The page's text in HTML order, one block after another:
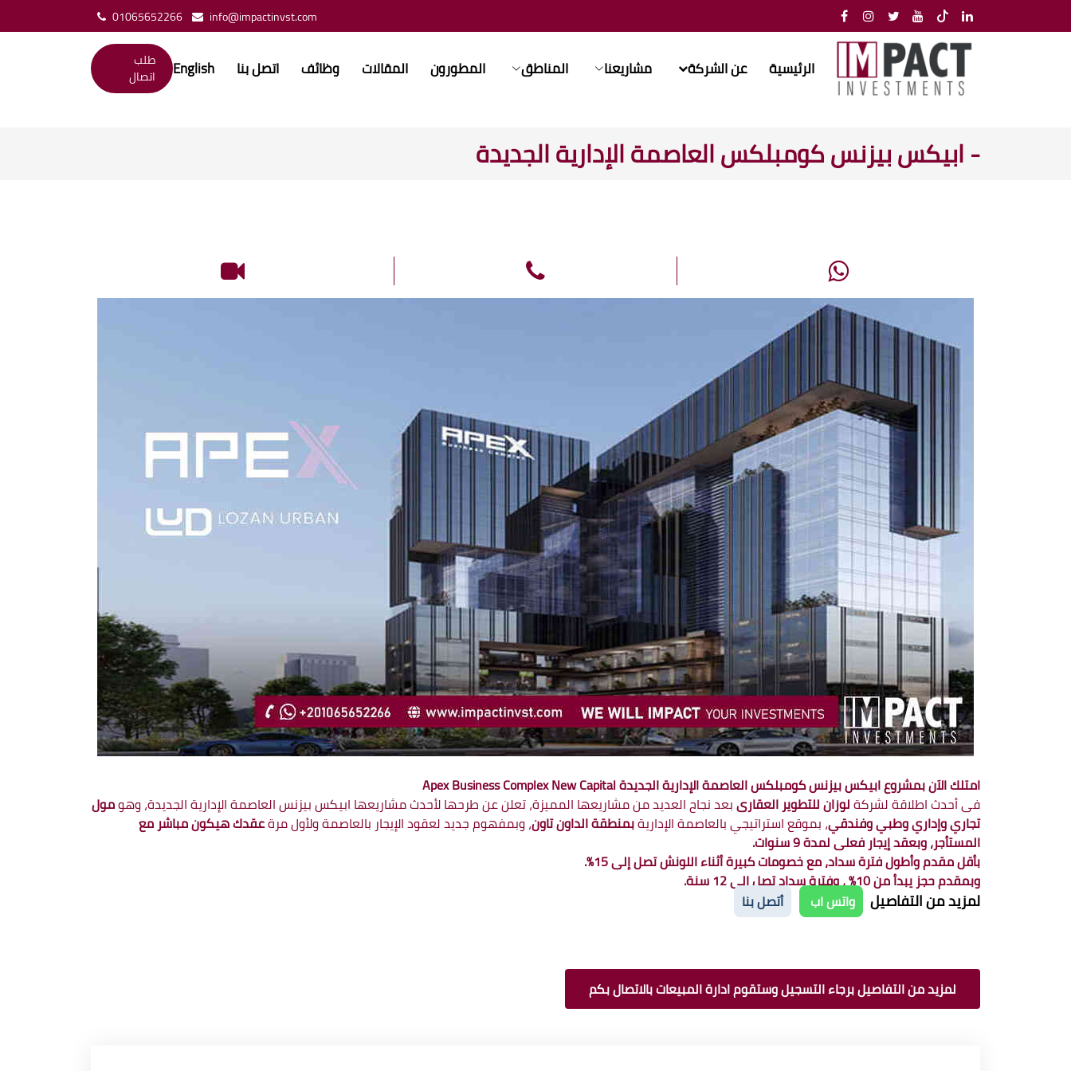
01065652266 info@impactinvst.com
الرئيسية عن الشركة مشاريعنا المناطق المطورون المقالات وظائف اتصل بنا English
طلب
اتصال
- ابيكس بيزنس كومبلكس العاصمة الإدارية الجديدة
امتلك الاَن بمشروع ابيكس بيزنس كومبلكس العاصمة الإدارية الجديدة Apex Business Complex New Capital
فى أحدث اطلاقة لشركةلوزان للتطوير العقارىبعد نجاح العديد من مشاريعها المميزة، تعلن عن طرحها لأحدث مشاريعها ابيكس بيزنس العاصمة الإدارية الجديدة، وهومول
تجاري وإداري وطبي وفندقي، بموقع استراتيجي بالعاصمة الإداريةبمنطقة الداون تاون، وبمفهوم جديد لعقود الإيجار بالعاصمة ولأول مرةعقدك هيكون مباشر مع
المستأجر، وبعقد إيجار فعلى لمدة 9 سنوات.
بأقل مقدم وأطول فترة سداد، مع خصومات كبيرة أثناء اللونش تصل إلى 15%.
وبمقدم حجز يبدأ من 10% ، وفترة سداد تصل إلى 12 سنة.
لمزيد من التفاصيل واتس اب أتصل بنا
لمزيد من التفاصيل برجاء التسجيل وستقوم ادارة المبيعات بالاتصال بكم